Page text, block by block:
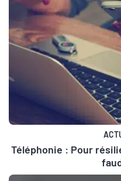
Téléphonie : Pour